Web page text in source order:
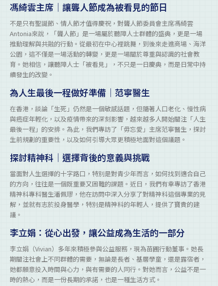
馮綺雲主席｜讓聾人節成為被看見的節日
不是只有聖誕節、情人節才值得慶祝，對聾人節委員會主席馮綺雲
Antonia來說，「聾人節」是一場屬於聽障人士群體的盛典，更是一場
推動理解與共融的行動。從最初在中心裡跳舞，到後來走進商場、海洋
公園，這不僅是一場活動的轉變，更是一場關於尊重與認識的社會教
育。她相信，讓聽障人士「被看見」，不只是一日慶典，而是日常中持
續發生的改變。
為人生最後一程做好準備｜范寧醫生
在香港，談論「生死」仍然是一個敏感話題，但隨著人口老化、慢性病
與癌症年輕化，以及疫情帶來的深刻影響，越來越多人開始關注「人生
最後一程」的安排。為此，我們專訪了「毋忘愛」主席范寧醫生，探討
生前規劃的重要性，以及如何引導大眾更積極地面對這個議題。
探討精神科｜選擇背後的意義與挑戰
當面對人生選擇的十字路口，特別是對青少年而言，如何找到適合自己
的方向，往往是一個既重要又困難的課題。近日，我們有幸專訪了香港
精神科專科醫生潘佩璆，他在訪問中深入分享了對精神科這個專業的見
解，並就有志於投身醫學，特別是精神科的年輕人，提供了寶貴的建
議。
李立娟：從心出發，讓公益成為生活的一部分
李立娟（Vivian）多年來積極參與公益服務，現為苗圃行動董事。她長
期關注社會上不同群體的需要，無論是長者、基層學童，還是露宿者，
她都願意投入時間與心力，與有需要的人同行。對她而言，公益不是一
時的熱心，而是一份長期的承諾，也是一種生活方式。